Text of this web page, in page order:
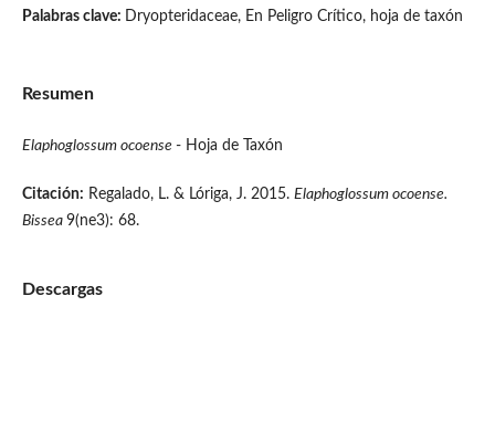
Palabras clave: Dryopteridaceae, En Peligro Crítico, hoja de taxón
Resumen
Elaphoglossum ocoense - Hoja de Taxón
Citación: Regalado, L. & Lóriga, J. 2015. Elaphoglossum ocoense.
Bissea 9(ne3): 68.
Descargas